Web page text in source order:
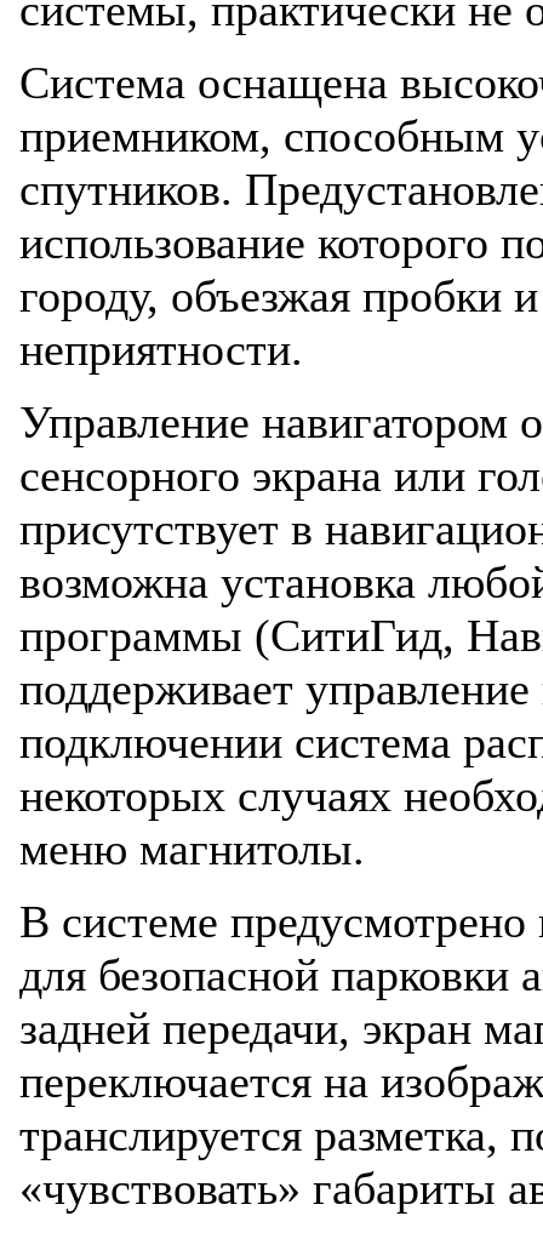
Система оснащена
приемником, способным
спутников.
использование которого
городу, объезжая пробки
неприятности.
Управление навигатором
сенсорного экрана или
присутствует в
возможна установка
программы (СитиГид,
поддерживает
подключении система
некоторых случаях
меню магнитолы.
В системе
для безопасной
задней передачи, экран
переключается на
транслируется разметка,
«чувствовать» габариты